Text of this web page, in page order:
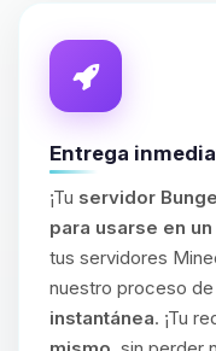
Entrega
¡Tu servidor
para usarse en
tus servidores
nuestro proceso de
instantánea. ¡Tu